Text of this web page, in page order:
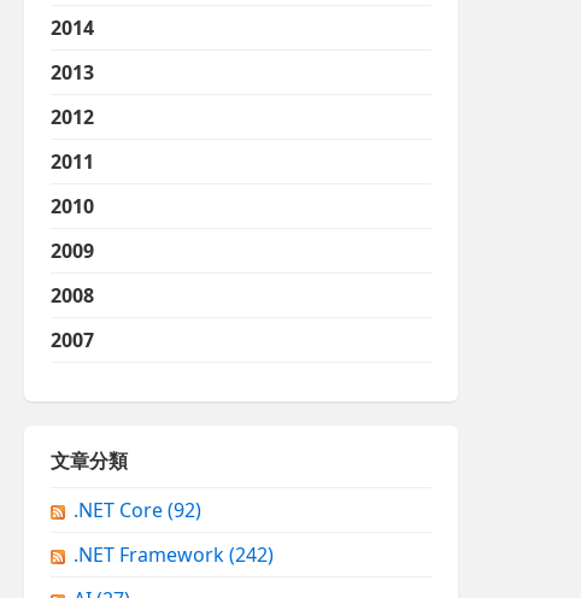
2014
2013
2012
2011
2010
2009
2008
2007
文章分類
.NET Core(92)
.NET Framework(242)